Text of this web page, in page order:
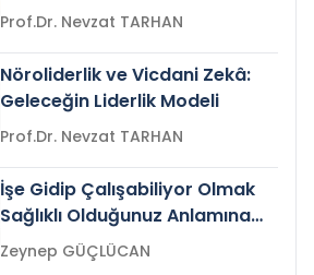
Prof.Dr. Nevzat TARHAN
Nöroliderlik ve Vicdani Zekâ:
Geleceğin Liderlik Modeli
Prof.Dr. Nevzat TARHAN
İşe Gidip Çalışabiliyor Olmak
Sağlıklı Olduğunuz Anlamına
Gelir mi?Zeynep GÜÇLÜCAN